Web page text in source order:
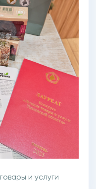
и услуги